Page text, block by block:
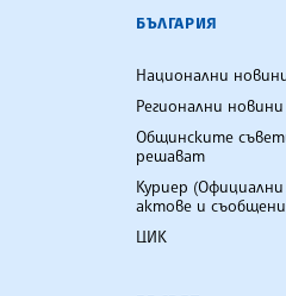
БЪЛГАРСКА
БЪЛГАРИЯ
Национални
Регионални новини
Общинските
решават
Куриер (Официални
актове и
ЦИК